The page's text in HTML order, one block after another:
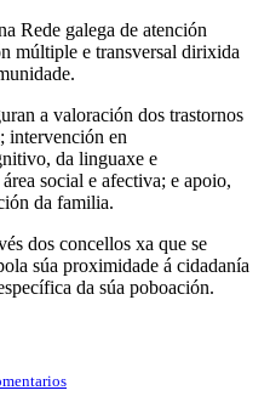
Rede galega de atención
múltiple e transversal dirixida
a valoración dos trastornos
intervención en
da linguaxe e
social e afectiva; e apoio,
da familia.
dos concellos xa que se
súa proximidade á cidadanía
da súa poboación.